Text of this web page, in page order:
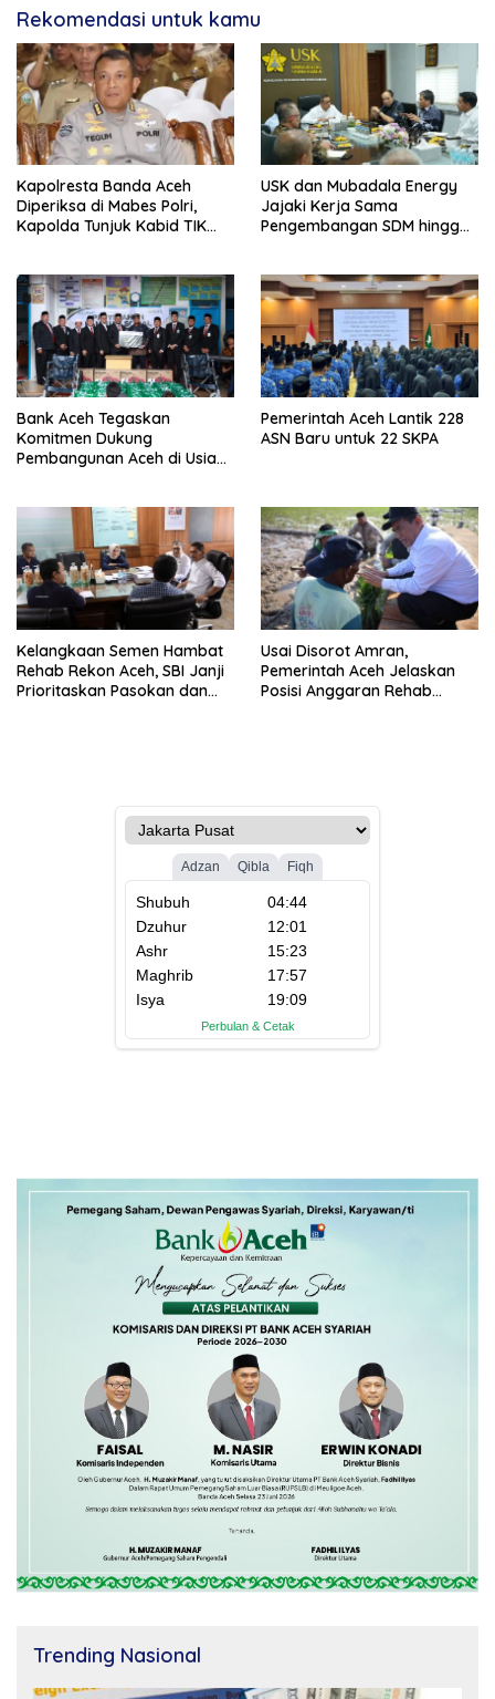
Rekomendasi untuk kamu
Kapolresta Banda Aceh
Diperiksa di Mabes Polri,
Kapolda Tunjuk Kabid TIK
USK dan Mubadala Energy
Jajaki Kerja Sama
Pengembangan SDM hingga
Bank Aceh Tegaskan
Komitmen Dukung
Pembangunan Aceh di Usia
Pemerintah Aceh Lantik 228
ASN Baru untuk 22 SKPA
Kelangkaan Semen Hambat
Rehab Rekon Aceh, SBI Janji
Prioritaskan Pasokan dan
Usai Disorot Amran,
Pemerintah Aceh Jelaskan
Posisi Anggaran Rehab
Trending Nasional